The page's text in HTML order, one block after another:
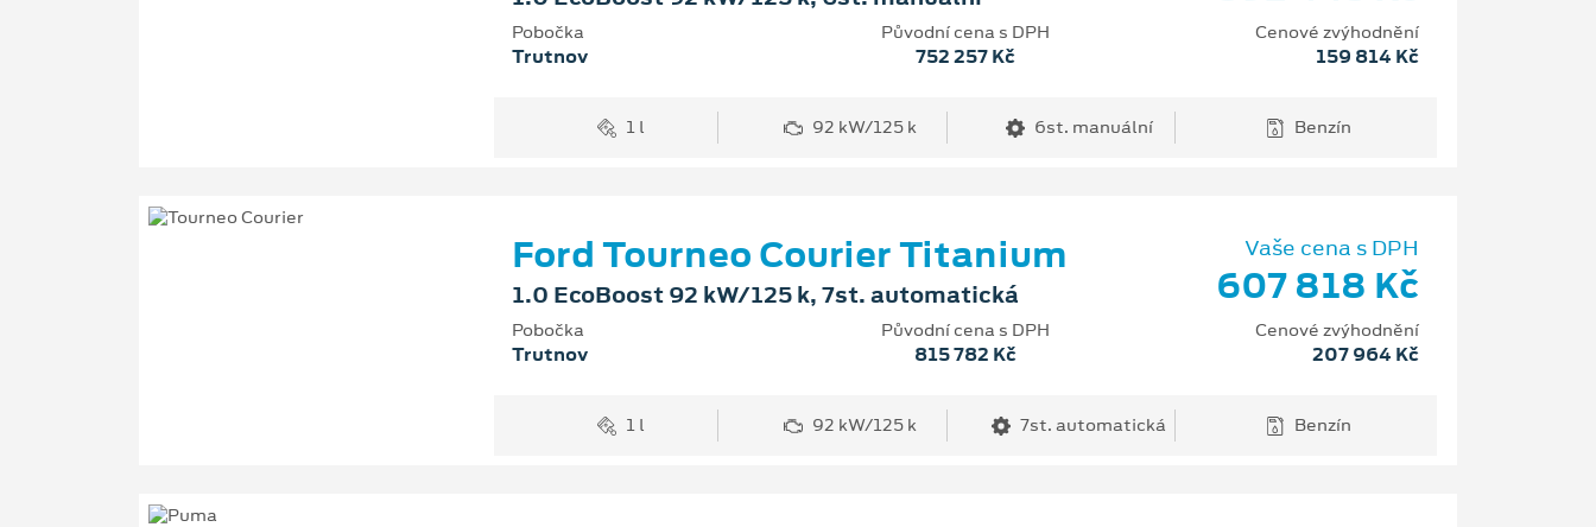
Pobočka
Trutnov
Původní cena s DPH
752 257 Kč
Cenové zvýhodnění
159 814 Kč
1 l 92 kW/125 k 6st. manuální Benzín
Ford Tourneo Courier Titanium
1.0 EcoBoost 92 kW/125 k, 7st. automatická
Vaše cena s DPH
607 818 Kč
Pobočka
Trutnov
Původní cena s DPH
815 782 Kč
Cenové zvýhodnění
207 964 Kč
1 l 92 kW/125 k 7st. automatická Benzín